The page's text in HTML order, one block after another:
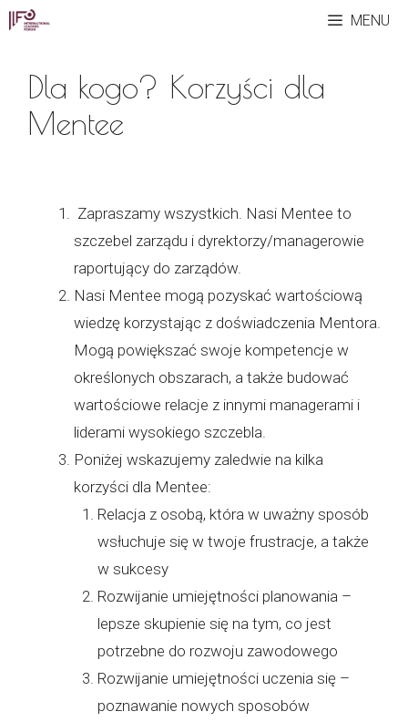
Przeskocz
MENU
Dla kogo? Korzyści dla
Mentee
Zapraszamy wszystkich. Nasi Mentee to
szczebel zarządu i dyrektorzy/managerowie
raportujący do zarządów.
Nasi Mentee mogą pozyskać wartościową
wiedzę korzystając z doświadczenia Mentora.
Mogą powiększać swoje kompetencje w
określonych obszarach, a także budować
wartościowe relacje z innymi managerami i
liderami wysokiego szczebla.
Poniżej wskazujemy zaledwie na kilka
korzyści dla Mentee:
Relacja z osobą, która w uważny sposób
wsłuchuje się w twoje frustracje, a także
w sukcesy
Rozwijanie umiejętności planowania –
lepsze skupienie się na tym, co jest
potrzebne do rozwoju zawodowego
Rozwijanie umiejętności uczenia się –
poznawanie nowych sposobów